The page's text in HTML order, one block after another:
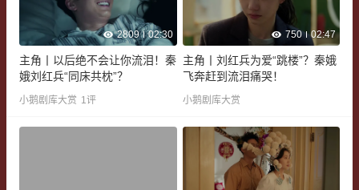
2809 02:30
主角丨以后绝不会让你流泪！秦
娥刘红兵“同床共枕”？
小鹅剧库大赏 1 评
750 02:47
主角丨刘红兵为爱“跳楼”？秦娥
飞奔赶到流泪痛哭！
小鹅剧库大赏